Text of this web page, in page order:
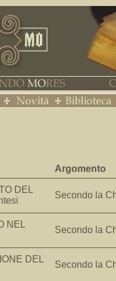
Argomento
DEL
Secondo la
NEL
Secondo la
DEL
Secondo la